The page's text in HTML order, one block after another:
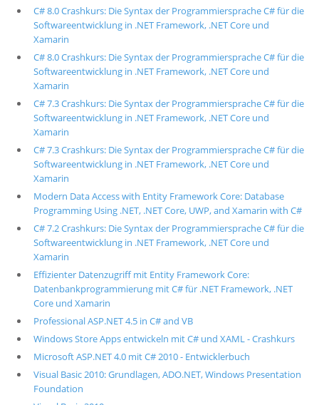
C# 8.0 Crashkurs: Die Syntax der Programmiersprache C# für die
Softwareentwicklung in .NET Framework, .NET Core und
Xamarin
C# 8.0 Crashkurs: Die Syntax der Programmiersprache C# für die
Softwareentwicklung in .NET Framework, .NET Core und
Xamarin
C# 7.3 Crashkurs: Die Syntax der Programmiersprache C# für die
Softwareentwicklung in .NET Framework, .NET Core und
Xamarin
C# 7.3 Crashkurs: Die Syntax der Programmiersprache C# für die
Softwareentwicklung in .NET Framework, .NET Core und
Xamarin
Modern Data Access with Entity Framework Core: Database
Programming Using .NET, .NET Core, UWP, and Xamarin with C#
C# 7.2 Crashkurs: Die Syntax der Programmiersprache C# für die
Softwareentwicklung in .NET Framework, .NET Core und
Xamarin
Effizienter Datenzugriff mit Entity Framework Core:
Datenbankprogrammierung mit C# für .NET Framework, .NET
Core und Xamarin
Professional ASP.NET 4.5 in C# and VB
Windows Store Apps entwickeln mit C# und XAML - Crashkurs
Microsoft ASP.NET 4.0 mit C# 2010 - Entwicklerbuch
Visual Basic 2010: Grundlagen, ADO.NET, Windows Presentation
Foundation